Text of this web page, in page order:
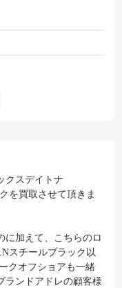
クスデイトナ
を買取させて頂きま
に加えて、こちらのロ
スチールブラック以
クオフショアも一緒
ランドアドレの顧客様